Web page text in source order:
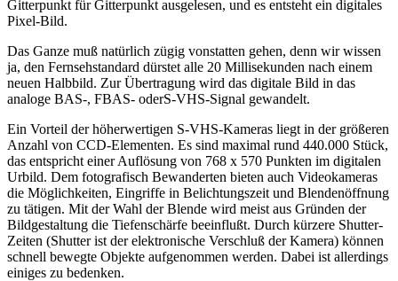
Gitterpunkt für Gitterpunkt ausgelesen, und es entsteht ein digitales
Pixel-Bild.
Das Ganze muß natürlich zügig vonstatten gehen, denn wir wissen
ja, den Fernsehstandard dürstet alle 20 Millisekunden nach einem
neuen Halbbild. Zur Übertragung wird das digitale Bild in das
analoge BAS-, FBAS- oderS-VHS-Signal gewandelt.
Ein Vorteil der höherwertigen S-VHS-Kameras liegt in der größeren
Anzahl von CCD-Elementen. Es sind maximal rund 440.000 Stück,
das entspricht einer Auflösung von 768 x 570 Punkten im digitalen
Urbild. Dem fotografisch Bewanderten bieten auch Videokameras
die Möglichkeiten, Eingriffe in Belichtungszeit und Blendenöffnung
zu tätigen. Mit der Wahl der Blende wird meist aus Gründen der
Bildgestaltung die Tiefenschärfe beeinflußt. Durch kürzere Shutter-
Zeiten (Shutter ist der elektronische Verschluß der Kamera) können
schnell bewegte Objekte aufgenommen werden. Dabei ist allerdings
einiges zu bedenken.